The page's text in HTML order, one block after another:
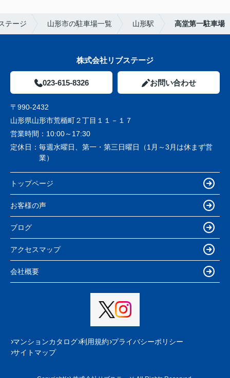
テージ 山形市の駐車場一覧 山形駅 高堂第一駐車場
株式会社リブステージ
023-615-8326 お問い合わせ
〒990-2432
山形県山形市荒楯町２丁目１１－１７
営業時間： 10:00～17:30
定休日： 毎週水曜日、第一・第三日曜日（1月～3月は休まず営
業）
トップページ
お客様の声
ブログ
アクセスマップ
会社概要
マンションカタログ 利用規約 プライバシーポリシー
サイトマップ